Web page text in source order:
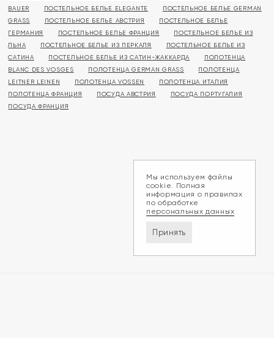
BAUER
ПОСТЕЛЬНОЕ БЕЛЬЕ ELEGANTE
ПОСТЕЛЬНОЕ БЕЛЬЕ GERMAN
GRASS
ПОСТЕЛЬНОЕ БЕЛЬЕ АВСТРИЯ
ПОСТЕЛЬНОЕ БЕЛЬЕ
ГЕРМАНИЯ
ПОСТЕЛЬНОЕ БЕЛЬЕ ФРАНЦИЯ
ПОСТЕЛЬНОЕ БЕЛЬЕ ИЗ
ЛЬНА
ПОСТЕЛЬНОЕ БЕЛЬЕ ИЗ ПЕРКАЛЯ
ПОСТЕЛЬНОЕ БЕЛЬЕ ИЗ
САТИНА
ПОСТЕЛЬНОЕ БЕЛЬЕ ИЗ САТИН-ЖАККАРДА
ПОЛОТЕНЦА
BLANC DES VOSGES
ПОЛОТЕНЦА GERMAN GRASS
ПОЛОТЕНЦА
LEITNER LEINEN
ПОЛОТЕНЦА VOSSEN
ПОЛОТЕНЦА ИТАЛИЯ
ПОЛОТЕНЦА ФРАНЦИЯ
ПОСУДА АВСТРИЯ
ПОСУДА ПОРТУГАЛИЯ
ПОСУДА ФРАНЦИЯ
Мы используем файлы
cookie. Полная
информация о правилах
по обработке
персональных данных
Принять